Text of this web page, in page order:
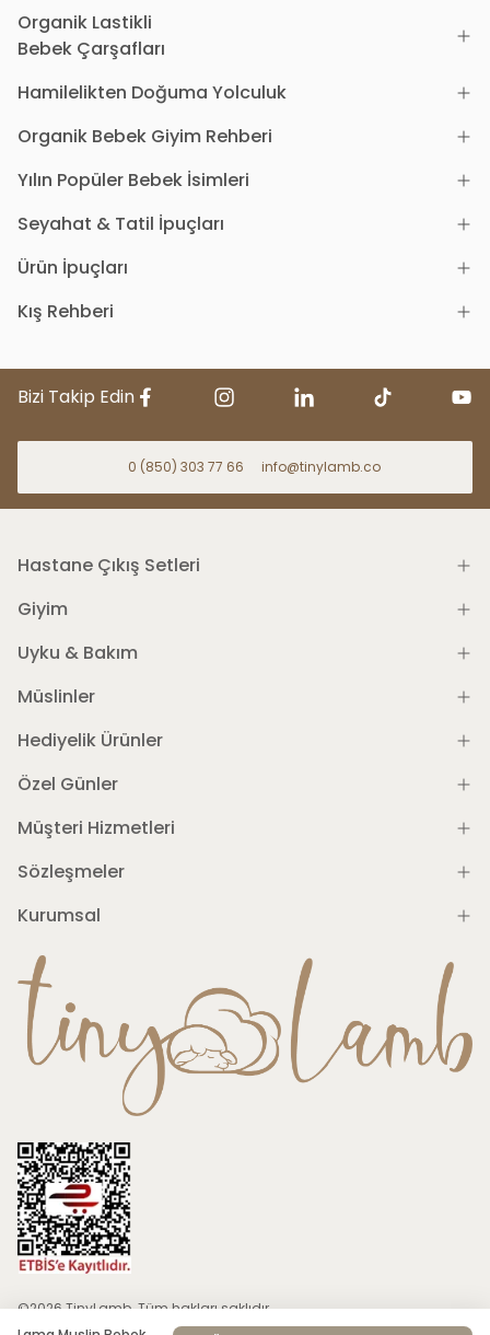
Organik Lastikli
Bebek Çarşafları
Hamilelikten Doğuma Yolculuk
Organik Bebek Giyim Rehberi
Yılın Popüler Bebek İsimleri
Seyahat & Tatil İpuçları
Ürün İpuçları
Kış Rehberi
Bizi Takip Edin
0 (850) 303 77 66 info@tinylamb.co
Hastane Çıkış Setleri
Giyim
Uyku & Bakım
Müslinler
Hediyelik Ürünler
Özel Günler
Müşteri Hizmetleri
Sözleşmeler
Kurumsal
©2026 TinyLamb. Tüm hakları saklıdır.